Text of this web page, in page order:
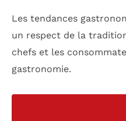
Les tendances
un respect de la
chefs et les
gastronomie.